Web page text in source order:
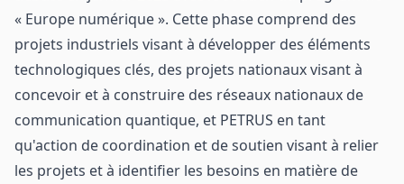
« Europe numérique ». Cette phase comprend des
projets industriels visant à développer des éléments
technologiques clés, des projets nationaux visant à
concevoir et à construire des réseaux nationaux de
communication quantique, et PETRUS en tant
qu'action de coordination et de soutien visant à relier
les projets et à identifier les besoins en matière de